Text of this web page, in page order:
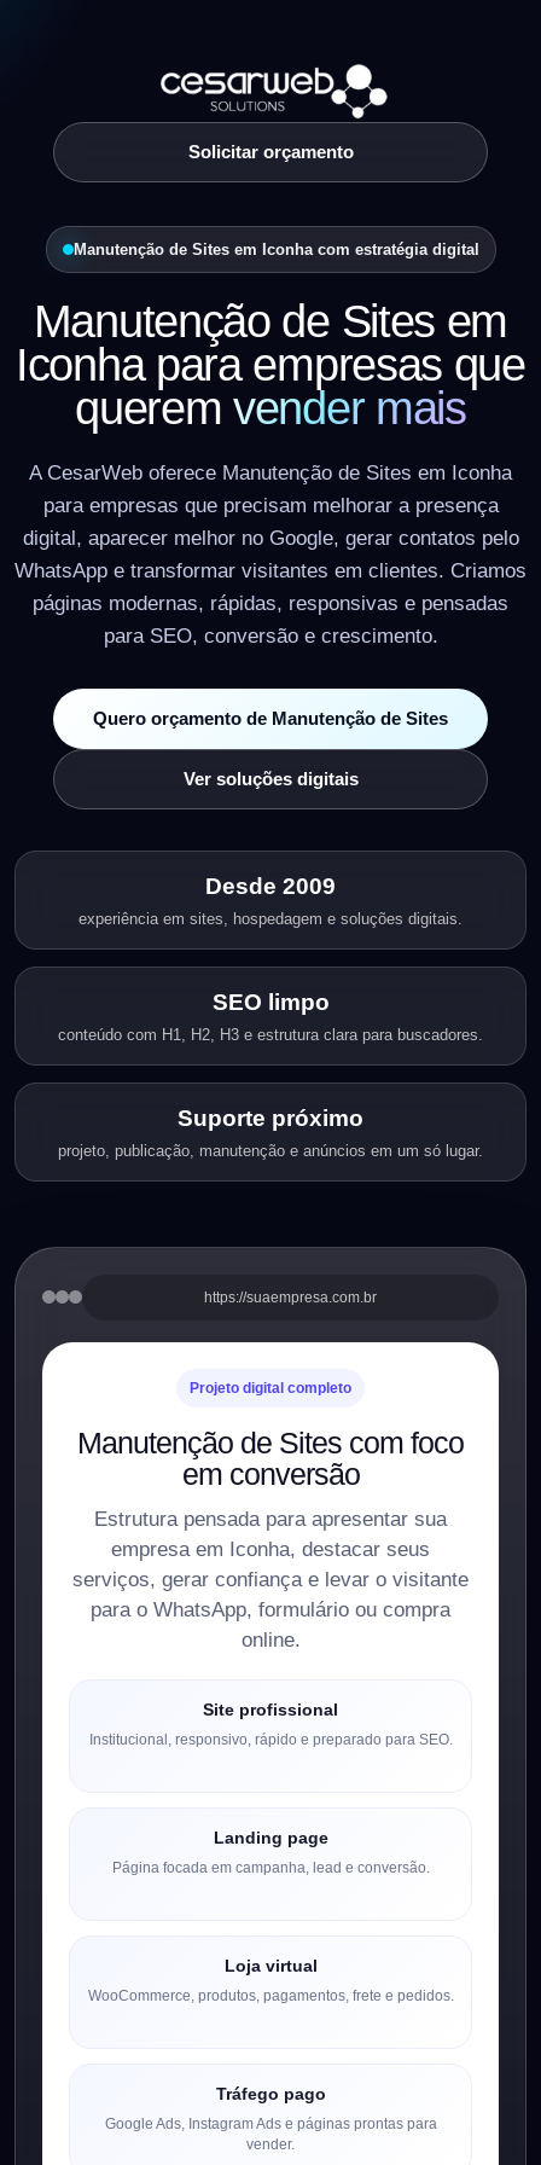
Solicitar orçamento
Manutenção de Sites em Iconha com estratégia digital
Manutenção de Sites em
Iconha para empresas que
queremvender mais
A CesarWeb oferece Manutenção de Sites em Iconha
para empresas que precisam melhorar a presença
digital, aparecer melhor no Google, gerar contatos pelo
WhatsApp e transformar visitantes em clientes. Criamos
páginas modernas, rápidas, responsivas e pensadas
para SEO, conversão e crescimento.
Quero orçamento de Manutenção de Sites
Ver soluções digitais
Desde 2009
experiência em sites, hospedagem e soluções digitais.
SEO limpo
conteúdo com H1, H2, H3 e estrutura clara para buscadores.
Suporte próximo
projeto, publicação, manutenção e anúncios em um só lugar.
https://suaempresa.com.br
Projeto digital completo
Manutenção de Sites com foco
em conversão
Estrutura pensada para apresentar sua
empresa em Iconha, destacar seus
serviços, gerar confiança e levar o visitante
para o WhatsApp, formulário ou compra
online.
Site profissional
Institucional, responsivo, rápido e preparado para SEO.
Landing page
Página focada em campanha, lead e conversão.
Loja virtual
WooCommerce, produtos, pagamentos, frete e pedidos.
Tráfego pago
Google Ads, Instagram Ads e páginas prontas para
vender.